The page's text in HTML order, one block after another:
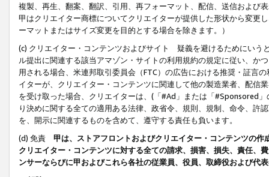
複製、再生、翻案、翻訳、引用、再フォーマット、配信、送信および
甲はクリエイター商標についてクリエイターが提供した形状から変更
ーマットまたはサイズ変更を目的とする場合を除きます。）
(c) クリエイター・コンテンツおよびサイト 疑義を避けるためにいう
ル提出に関連する該当アマゾン・サイトの利用規約の規定に従い、か
用される場合、米連邦取引委員会（FTC）の広告における推奨・証言
イターが、クリエイター・コンテンツに関連して他の製造業者、配信
を受け取った場合、クリエイターは、(「#Ad」または「#Sponsored
り決めに関する全ての適用ある法律、政省令、規則、規制、命令、許
を、開示に関連するものを含めて、遵守する責任も負います。
(d) 免責 甲は、ストアフロントおよびクリエイター・コンテンツの
クリエイター・コンテンツに対する全ての請求、損害、損失、責任、
ンサーならびに甲およびこれら各社の従業員、役員、取締役および代